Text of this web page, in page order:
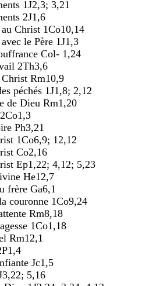
1J2,3; 3,21
2J1,6
Christ 1Co10,14
le Père 1J1,3
Col- 1,24
2Th3,6
Rm10,9
péchés 1J1,8; 2,12
de Dieu Rm1,20
Ph3,21
1Co6,9; 12,12
Co2,16
Ep1,22; 4,12; 5,23
He12,7
frère Ga6,1
couronne 1Co9,24
Rm8,18
1Co1,18
Rm12,1
Jc1,5
5,16